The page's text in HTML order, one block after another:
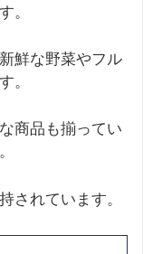
。
鮮な野菜やフル
。
商品も揃ってい
されています。